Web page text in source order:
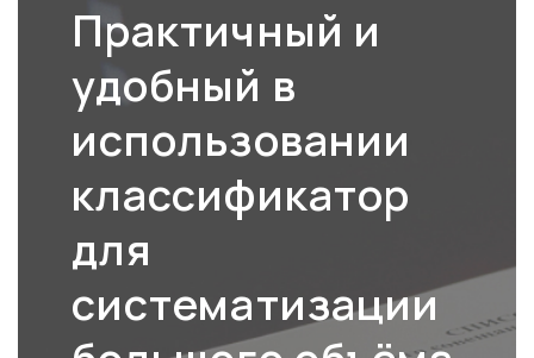
Практичный и
удобный в
использовании
классификатор
для
систематизации